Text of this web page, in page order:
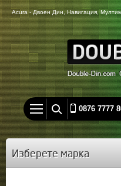
Acura - Двоен Дин, Навигация,
0876 7777
Изберете марка